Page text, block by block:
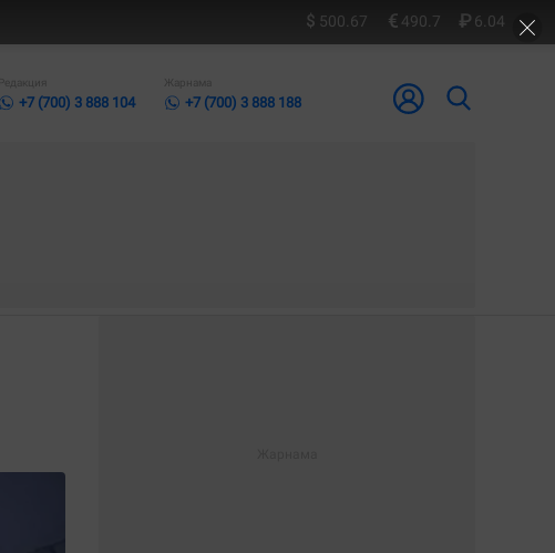
500.67 490.7 6.04
Редакция
+7 (700) 3 888 104
Жарнама
+7 (700) 3 888 188